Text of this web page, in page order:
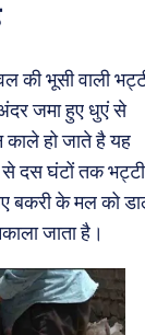
की भूसी वाली
जमा हुए धुएं से
काले हो जाते है यह
दस घंटों तक
बकरी के मल को
जाता है।